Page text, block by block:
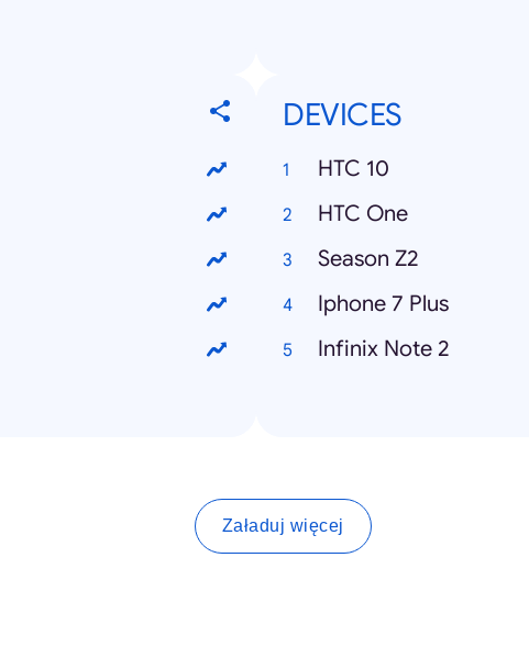
DEVICES
HTC 10
HTC One
Season Z2
Iphone 7 Plus
Infinix Note 2
Załaduj więcej